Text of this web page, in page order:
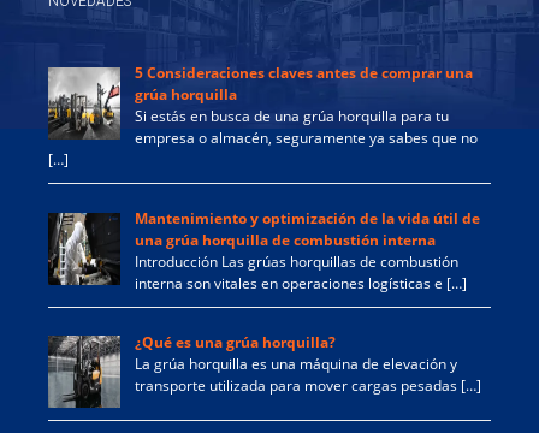
5 Consideraciones claves antes de comprar una
grúa horquilla
Si estás en busca de una grúa horquilla para tu
empresa o almacén, seguramente ya sabes que no
[…]
Mantenimiento y optimización de la vida útil de
una grúa horquilla de combustión interna
Introducción Las grúas horquillas de combustión
interna son vitales en operaciones logísticas e […]
¿Qué es una grúa horquilla?
La grúa horquilla es una máquina de elevación y
transporte utilizada para mover cargas pesadas […]